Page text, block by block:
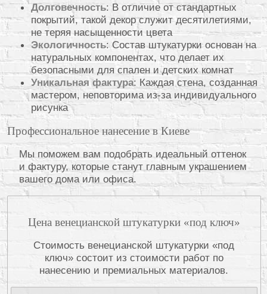
Долговечность: В отличие от стандартных
покрытий, такой декор служит десятилетиями,
не теряя насыщенности цвета
Экологичность: Состав штукатурки основан на
натуральных компонентах, что делает их
безопасными для спален и детских комнат
Уникальная фактура: Каждая стена, созданная
мастером, неповторима из-за индивидуального
рисунка
Профессиональное нанесение в Киеве
Мы поможем вам подобрать идеальный оттенок
и фактуру, которые станут главным украшением
вашего дома или офиса.
Цена венецианской штукатурки «под ключ»
Стоимость венецианской штукатурки «под
ключ» состоит из стоимости работ по
нанесению и премиальных материалов.